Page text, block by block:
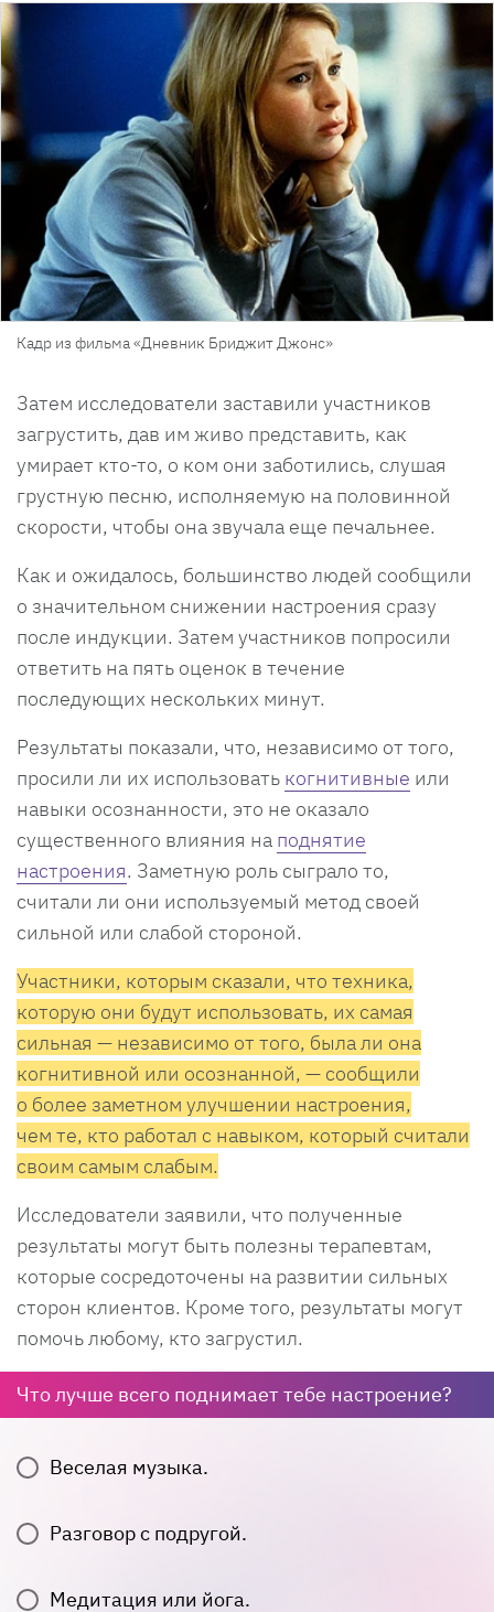
Кадр из фильма «Дневник Бриджит Джонс»
Затем исследователи заставили участников
загрустить, дав им живо представить, как
умирает кто-то, о ком они заботились, слушая
грустную песню, исполняемую на половинной
скорости, чтобы она звучала еще печальнее.
Как и ожидалось, большинство людей сообщили
о значительном снижении настроения сразу
после индукции. Затем участников попросили
ответить на пять оценок в течение
последующих нескольких минут.
Результаты показали, что, независимо от того,
просили ли их использовать когнитивные или
навыки осознанности, это не оказало
существенного влияния на поднятие
настроения. Заметную роль сыграло то,
считали ли они используемый метод своей
сильной или слабой стороной.
Участники, которым сказали, что техника,
которую они будут использовать, их самая
сильная — независимо от того, была ли она
когнитивной или осознанной, — сообщили
о более заметном улучшении настроения,
чем те, кто работал с навыком, который считали
своим самым слабым.
Исследователи заявили, что полученные
результаты могут быть полезны терапевтам,
которые сосредоточены на развитии сильных
сторон клиентов. Кроме того, результаты могут
помочь любому, кто загрустил.
Что лучше всего поднимает тебе настроение?
Веселая музыка.
Разговор с подругой.
Медитация или йога.